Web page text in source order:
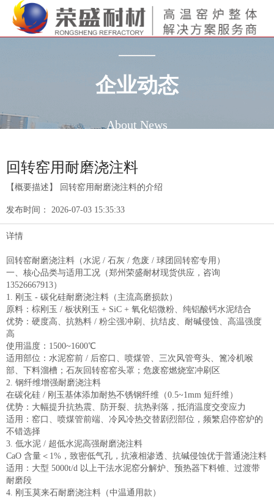
企业动态
About News
回转窑用耐磨浇注料
【概要描述】 回转窑用耐磨浇注料的介绍
发布时间： 2026-07-03 15:35:33
详情
回转窑耐磨浇注料（水泥 / 石灰 / 危废 / 球团回转窑专用）
一、核心品类与适用工况（郑州荣盛耐材现货供应，咨询
13526667913）
1. 刚玉 - 碳化硅耐磨浇注料（主流高磨损款）
原料：棕刚玉 / 板状刚玉 + SiC + 氧化铝微粉、纯铝酸钙水泥结合
优势：硬度高、抗熟料 / 粉尘强冲刷、抗结皮、耐碱侵蚀、高温强度
高
使用温度：1500~1600℃
适用部位：水泥窑前 / 后窑口、喷煤管、三次风管弯头、篦冷机喉
部、下料溜槽；石灰回转窑窑头罩；危废窑燃烧室冲刷区
2. 钢纤维增强耐磨浇注料
在碳化硅 / 刚玉基体添加耐热不锈钢纤维（0.5~1mm 短纤维）
优势：大幅提升抗热震、防开裂、抗热剥落，抵消温度交变应力
适用：窑口、喷煤管前端、冷风冷热交替剧烈部位，频繁启停窑炉的
不错选择
3. 低水泥 / 超低水泥高强耐磨浇注料
CaO 含量＜1%，致密低气孔，抗液相渗透、抗碱侵蚀优于普通浇注料
适用：大型 5000t/d 以上干法水泥窑分解炉、预热器下料锥、过渡带
耐磨段
4. 刚玉莫来石耐磨浇注料（中温通用款）